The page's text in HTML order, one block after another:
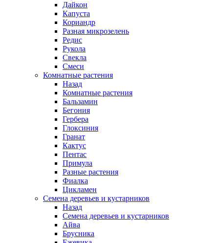
Дайкон
Капуста
Кориандр
Разная микрозелень
Редис
Рукола
Свекла
Смеси
Комнатные растения
Назад
Комнатные растения
Бальзамин
Бегония
Гербера
Глоксиния
Гранат
Кактус
Пентас
Примула
Разные растения
Фиалка
Цикламен
Семена деревьев и кустарников
Назад
Семена деревьев и кустарников
Айва
Брусника